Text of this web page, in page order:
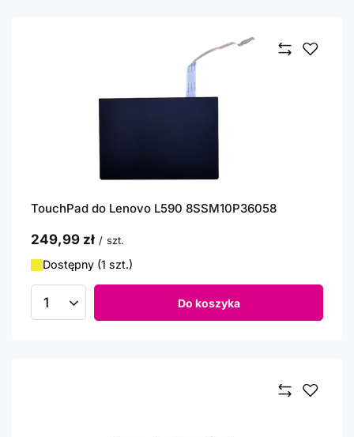
TouchPad do Lenovo L590 8SSM10P36058
249,99 zł / szt.
Dostępny (1 szt.)
Ilość produktów Do koszyka